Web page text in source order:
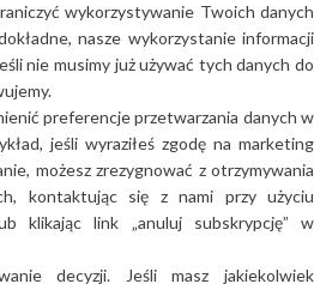
wykorzystywanie Twoich danych
nasze wykorzystanie informacji
nie musimy już używać tych danych do
preferencje przetwarzania danych w
jeśli wyraziłeś zgodę na marketing
możesz zrezygnować z otrzymywania
kontaktując się z nami przy użyciu
klikając link „anuluj subskrypcję” w
decyzji. Jeśli masz jakiekolwiek